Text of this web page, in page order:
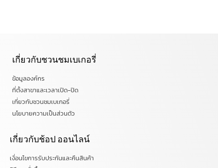
เกี่ยวกับชวนชมเบเกอรี่
ข้อมูลองค์กร
ที่ตั้งสาขาและเวลาเปิด-ปิด
เกี่ยวกับชวนชมเบเกอรี่
นโยบายความเป็นส่วนตัว
เกี่ยวกับช้อป ออนไลน์
เงื่อนไขการรับประกันและคืนสินค้า